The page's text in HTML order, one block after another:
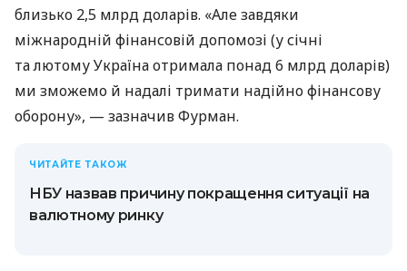
близько 2,5 млрд доларів. «Але завдяки
міжнародній фінансовій допомозі (у січні
та лютому Україна отримала понад 6 млрд доларів)
ми зможемо й надалі тримати надійно фінансову
оборону», — зазначив Фурман.
ЧИТАЙТЕ ТАКОЖ
НБУ назвав причину покращення ситуації на
валютному ринку